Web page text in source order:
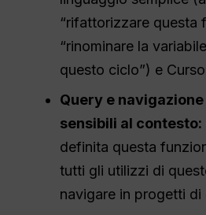
“rifattorizzare questa
“rinominare la
questo ciclo”) e
Query e
sensibili al contesto:
definita questa
tutti gli utilizzi di
navigare in progetti di